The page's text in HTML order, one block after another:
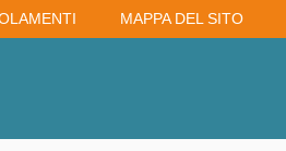
MAPPA DEL SITO